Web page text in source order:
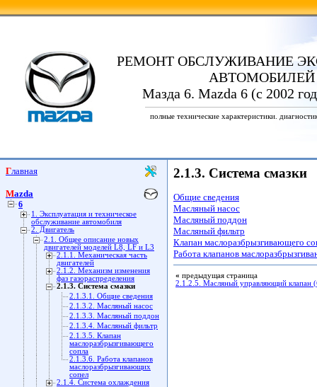
РЕМОНТ ОБСЛУЖИВАНИЕ
АВТОМОБИЛЕЙ
Мазда 6. Mazda 6 (с 2002
полные технические характеристики.
Главная
Mazda
6
1. Эксплуатация и техническое
обслуживание автомобиля
2. Двигатель
2.1. Общее описание новых
двигателей моделей L8, LF и L3
2.1.1. Механическая часть
двигателей
2.1.2. Механизм изменения
фаз газораспределения
2.1.3. Система смазки
2.1.3.1. Общие сведения
2.1.3.2. Масляный насос
2.1.3.3. Масляный поддон
2.1.3.4. Масляный фильтр
2.1.3.5. Клапан
маслоразбрызгивающего
сопла
2.1.3.6. Работа клапанов
маслоразбрызгивающих
сопел
2.1.4. Система охлаждения
2.1.3. Система смазки
Общие сведения
Масляный насос
Масляный поддон
Масляный фильтр
Клапан маслоразбрызгивающего
Работа клапанов
« предыдущая страница
2.1.2.5. Масляный управляющий клапан